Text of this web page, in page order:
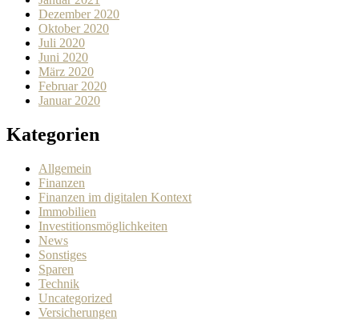
Dezember 2020
Oktober 2020
Juli 2020
Juni 2020
März 2020
Februar 2020
Januar 2020
Kategorien
Allgemein
Finanzen
Finanzen im digitalen Kontext
Immobilien
Investitionsmöglichkeiten
News
Sonstiges
Sparen
Technik
Uncategorized
Versicherungen